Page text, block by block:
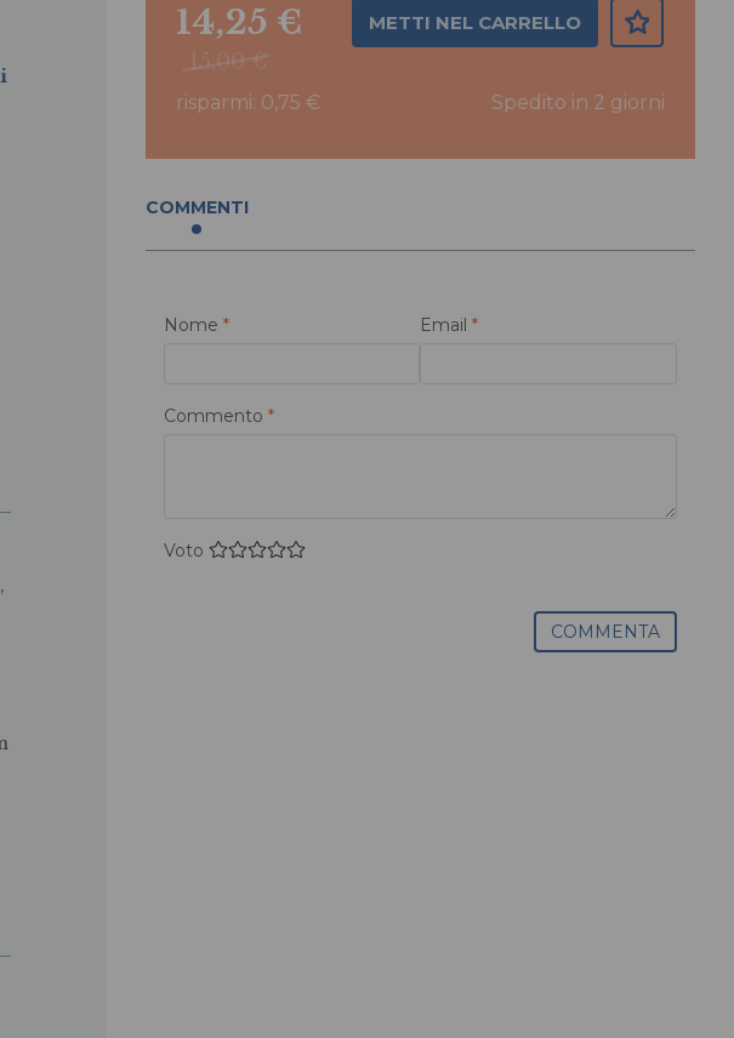
15,00 €
14,25 € METTI NEL CARRELLO
risparmi: 0,75 € Spedito in 2 giorni
COMMENTI
Nome * Email*
Commento *
Voto
COMMENTA